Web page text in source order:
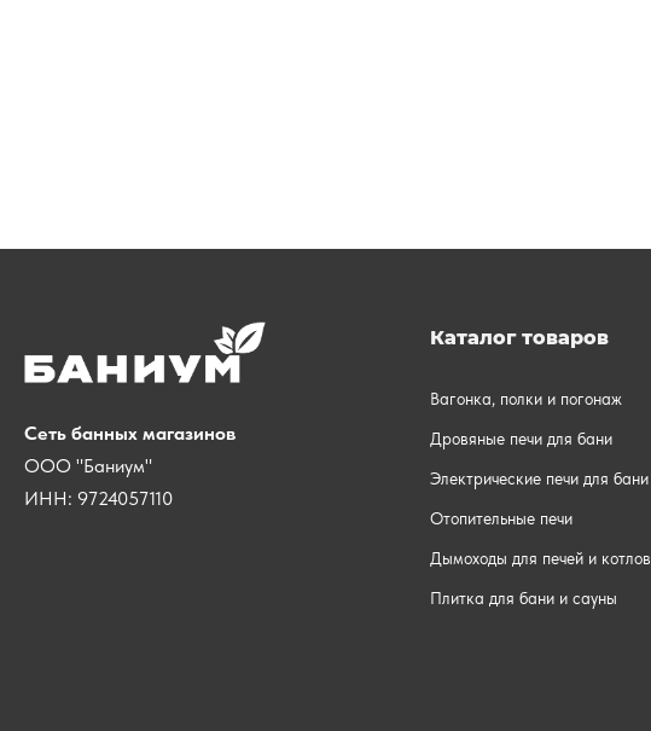
Сеть банных магазинов
ООО "Баниум"
ИНН: 9724057110
Каталог товаров
Вагонка, полки и погонаж
Дровяные печи для бани
Электрические печи для бани
Отопительные печи
Дымоходы для печей и котлов
Плитка для бани и сауны